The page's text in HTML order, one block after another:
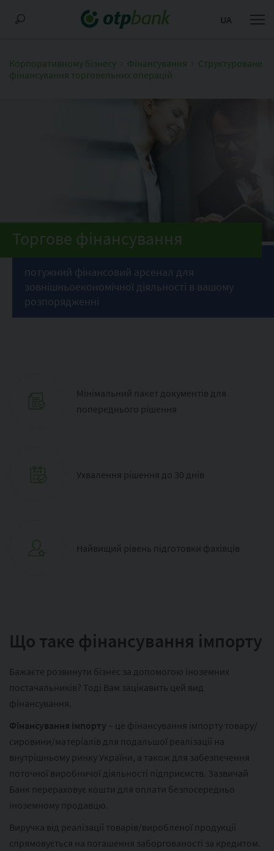
UA
Корпоративному бізнесу Фінансування
Структуроване
фінансування торговельних операцій
Торгове фінансування
потужний фінансовий арсенал для
зовнішньоекономічної діяльності в вашому
розпорядженні
Мінімальний пакет документів для
попереднього рішення
Ухвалення рішення до 30 днів
Найвищий рівень підготовки фахівців
Що таке фінансування імпорту
Бажаєте розвинути бізнес за допомогою іноземних
постачальників? Тоді Вам зацікавить цей вид
фінансування.
Фінансування імпорту – це фінансування імпорту товару/
сировини/матеріалів для подальшої реалізації на
внутрішньому ринку України, а також для забезпечення
поточної виробничої діяльності підприємств. Зазвичай
Банк перераховує кошти для оплати безпосередньо
іноземному продавцю.
Виручка від реалізації товарів/виробленої продукції
спрямовується на погашення заборгованості за кредитом.